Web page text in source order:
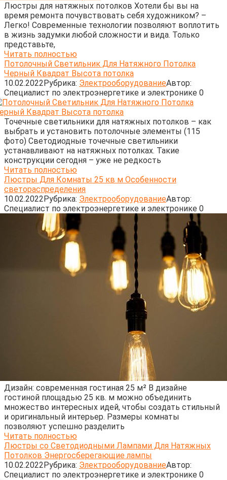
Люстры для натяжных потолков Хотели бы вы на
время ремонта почувствовать себя художником? –
Легко! Современные технологии позволяют воплотить
в жизнь задумки любой сложности и вида. Только
представьте,
Читать полностью
Потолочный Светильник Для Натяжного Потолка
Черный Квадрат Высота потолка
10.02.2022Рубрика: ЭлектрооборудованиеАвтор:
Cпециалист по электроэнергетике и электронике 0
Точечные светильники для натяжных потолков – как
выбрать и установить потолочные элементы (115
фото) Светодиодные точечные светильники
устанавливают на натяжных потолках. Такие
конструкции сегодня – уже не редкость
Читать полностью
Люстры Для Комнаты 25 кв м Особенности
светораспределения
10.02.2022Рубрика: ЭлектрооборудованиеАвтор:
Cпециалист по электроэнергетике и электронике 0
Дизайн: современная гостиная 25 м² В дизайне
гостиной площадью 25 кв. м можно объединить
множество интересных идей, чтобы создать стильный
и оригинальный интерьер. Размеры комнаты
позволяют успешно разделить
Читать полностью
Люстры со Светодиодными Лампами Для Натяжных
Потолков Энергосберегающие лампы
10.02.2022Рубрика: ЭлектрооборудованиеАвтор:
Cпециалист по электроэнергетике и электронике 0